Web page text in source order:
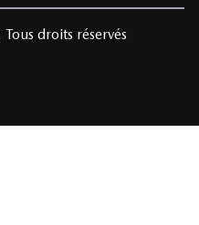
Tous droits réservés